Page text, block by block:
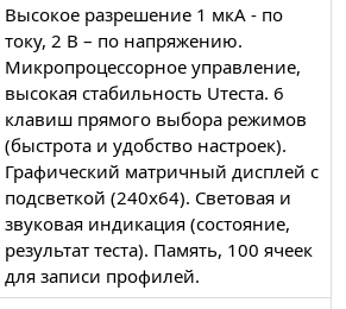
Высокое разрешение 1 мкА - по
току, 2 В – по напряжению.
Микропроцессорное управление,
высокая стабильность Uтеста. 6
клавиш прямого выбора режимов
(быстрота и удобство настроек).
Графический матричный дисплей с
подсветкой (240х64). Световая и
звуковая индикация (состояние,
результат теста). Память, 100 ячеек
для записи профилей.